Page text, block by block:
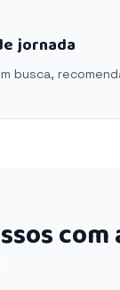
jornada
busca,
com